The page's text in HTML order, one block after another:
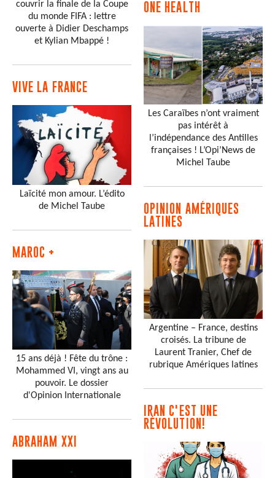
couvrir la finale de la Coupe
du monde FIFA : lettre
ouverte à Didier Deschamps
et Kylian Mbappé !
VIVE LA FRANCE
Laïcité mon amour. L’édito
de Michel Taube
MAROC +
15 ans déjà ! Fête du trône :
Mohammed VI, vingt ans au
pouvoir. Le dossier
d'Opinion Internationale
ABRAHAM XXI
ONE HEALTH
Les Caraïbes n’ont vraiment
pas intérêt à
l’indépendance des Antilles
françaises ! L’Opi’News de
Michel Taube
OPINION AMÉRIQUES
LATINES
Argentine – France, destins
croisés. La tribune de
Laurent Tranier, Chef de
rubrique Amériques latines
IRAN C'EST UNE
RÉVOLUTION!